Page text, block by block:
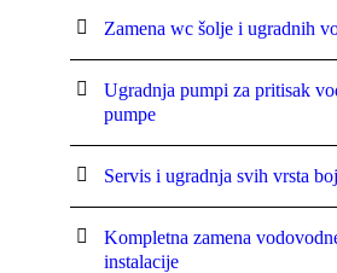
Zamena wc šolje i ugradnih
Ugradnja pumpi za pritisak
pumpe
Servis i ugradnja svih vrsta
Kompletna zamena
instalacije